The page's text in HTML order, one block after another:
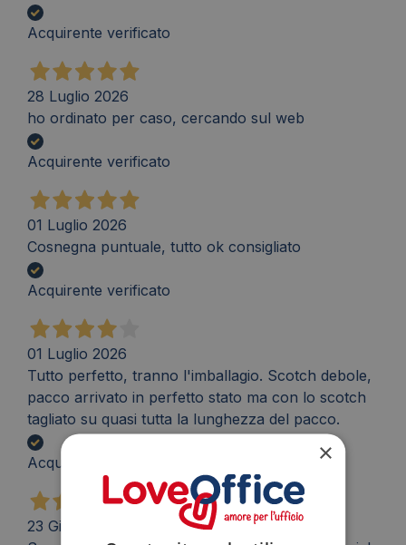
Acquirente verificato
28 Luglio 2026
ho ordinato per caso, cercando sul web
Acquirente verificato
01 Luglio 2026
Cosnegna puntuale, tutto ok consigliato
Acquirente verificato
01 Luglio 2026
Tutto perfetto, tranno l'imballagio. Scotch debole,
pacco arrivato in perfetto stato ma con lo scotch
tagliato su quasi tutta la lunghezza del pacco.
Acquirente verificato
23 Giugno 2026
×